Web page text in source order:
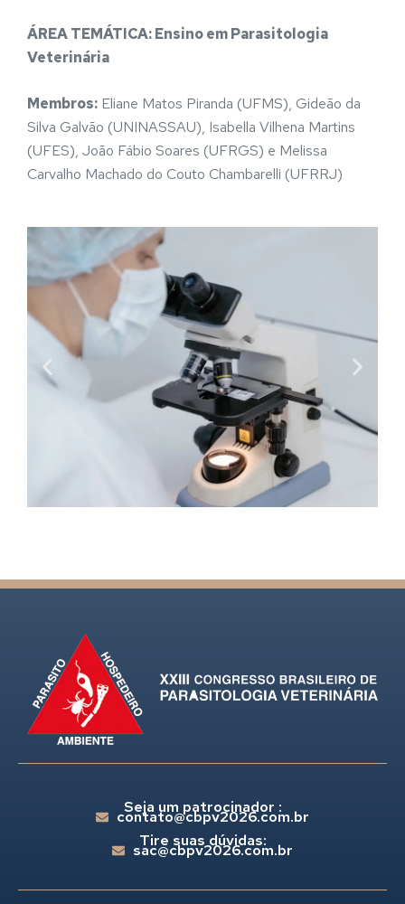
ÁREA TEMÁTICA: Ensino em Parasitologia
Veterinária
Membros: Eliane Matos Piranda (UFMS), Gideão da
Silva Galvão (UNINASSAU), Isabella Vilhena Martins
(UFES), João Fábio Soares (UFRGS) e Melissa
Carvalho Machado do Couto Chambarelli (UFRRJ)
Seja um patrocinador :
contato@cbpv2026.com.br
Tire suas dúvidas:
sac@cbpv2026.com.br